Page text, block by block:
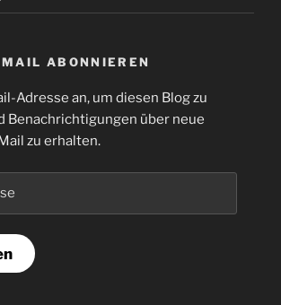
ABONNIEREN
Adresse an, um diesen Blog zu
Benachrichtigungen über neue
zu erhalten.